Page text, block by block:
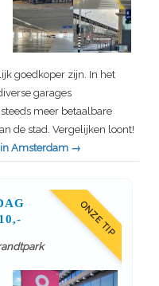
goedkoper zijn. In het
garages
meer betaalbare
de stad. Vergelijken loont!
in Amsterdam →
ONZE TIP